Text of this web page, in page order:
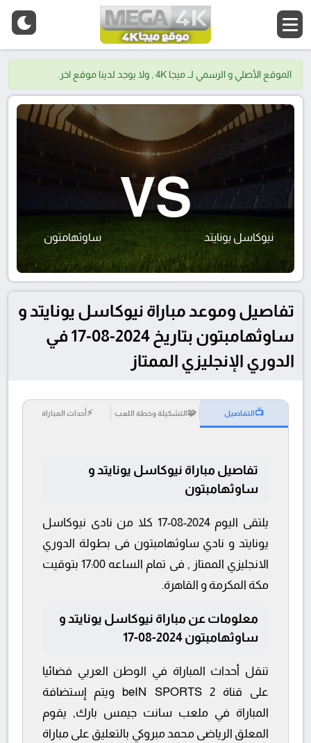
الموقع الأصلي و الرسمي لــ ميجا 4K , ولا يوجد لدينا موقع اخر.
نيوكاسل يونايتد
VS
ساوثهامتون
تفاصيل وموعد مباراة نيوكاسل يونايتد و
ساوثهامبتون بتاريخ 2024-08-17 في
الدوري الإنجليزي الممتاز
📺التفاصيل 🧩التشكيلة وخطة اللعب ⚡أحداث المباراة
تفاصيل مباراة نيوكاسل يونايتد و
ساوثهامبتون
يلتقى اليوم 2024-08-17 كلا من نادى نيوكاسل
يونايتد و نادي ساوثهامبتون فى بطولة الدوري
الانجليزي الممتاز , فى تمام الساعه 17:00 بتوقيت
مكة المكرمة و القاهرة.
معلومات عن مباراة نيوكاسل يونايتد و
ساوثهامبتون 2024-08-17
تنقل أحداث المباراة في الوطن العربي فضائيا
على قناة beIN SPORTS 2 ويتم إستضافة
المباراة في ملعب سانت جيمس بارك, يقوم
المعلق الرياضى محمد مبروكي بالتعليق على مباراة